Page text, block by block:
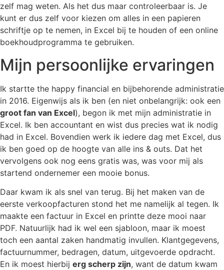
zelf mag weten. Als het dus maar controleerbaar is. Je
kunt er dus zelf voor kiezen om alles in een papieren
schriftje op te nemen, in Excel bij te houden of een online
boekhoudprogramma te gebruiken.
Mijn persoonlijke ervaringen
Ik startte the happy financial en bijbehorende administratie
in 2016. Eigenwijs als ik ben (en niet onbelangrijk: ook een
groot fan van Excel), begon ik met mijn administratie in
Excel. Ik ben accountant en wist dus precies wat ik nodig
had in Excel. Bovendien werk ik iedere dag met Excel, dus
ik ben goed op de hoogte van alle ins & outs. Dat het
vervolgens ook nog eens gratis was, was voor mij als
startend ondernemer een mooie bonus.
Daar kwam ik als snel van terug. Bij het maken van de
eerste verkoopfacturen stond het me namelijk al tegen. Ik
maakte een factuur in Excel en printte deze mooi naar
PDF. Natuurlijk had ik wel een sjabloon, maar ik moest
toch een aantal zaken handmatig invullen. Klantgegevens,
factuurnummer, bedragen, datum, uitgevoerde opdracht.
En ik moest hierbij erg scherp zijn, want de datum kwam